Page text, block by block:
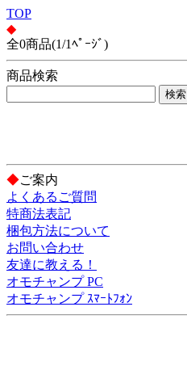
TOP
◆
全0商品(1/1ﾍﾟｰｼﾞ)
商品検索
◆ご案内
よくあるご質問
特商法表記
梱包方法について
お問い合わせ
友達に教える！
オモチャンプ PC
オモチャンプ ｽﾏｰﾄﾌｫﾝ